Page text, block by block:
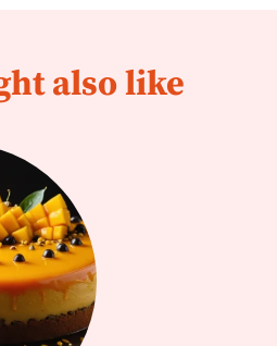
also like